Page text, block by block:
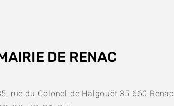
DE RENAC
rue du Colonel de Halgouët 35 660 Renac